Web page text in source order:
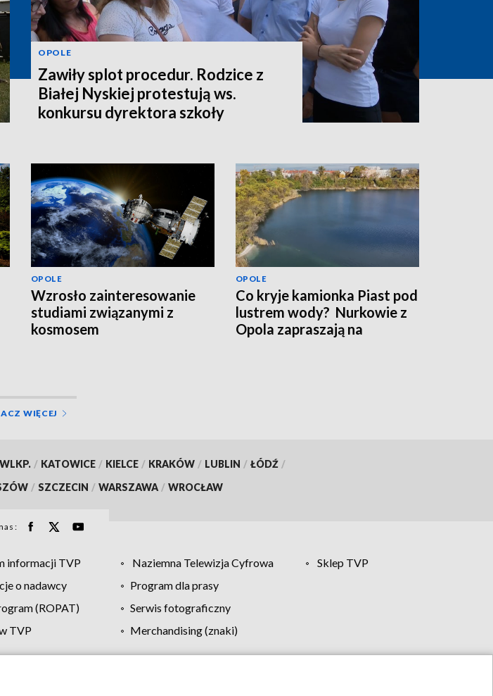
OPOLE
Zawiły splot procedur. Rodzice z
Białej Nyskiej protestują ws.
konkursu dyrektora szkoły
OPOLE
Wzrosło zainteresowanie
studiami związanymi z
kosmosem
OPOLE
Co kryje kamionka Piast pod
lustrem wody? Nurkowie z
Opola zapraszają na
WIĘCEJ
/ KATOWICE / KIELCE / KRAKÓW / LUBLIN / ŁÓDŹ /
/ SZCZECIN / WARSZAWA / WROCŁAW
informacji TVP Naziemna Telewizja Cyfrowa
Sklep TVP
o nadawcy
Program dla prasy
(ROPAT)
Serwis fotograficzny
TVP
Merchandising (znaki)